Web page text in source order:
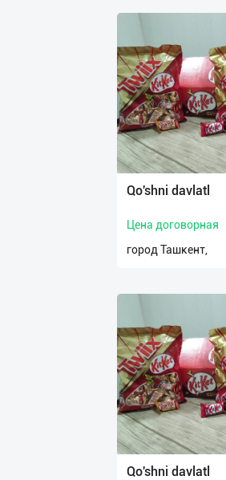
Qo'shni davlatl
Цена договорная
город Ташкент,
Qo'shni davlatl